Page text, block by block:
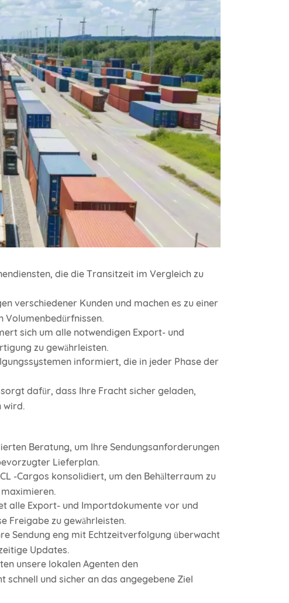
die die Transitzeit im Vergleich zu
verschiedener Kunden und machen es zu einer
Volumenbedürfnissen.
sich um alle notwendigen Export- und
zu gewährleisten.
informiert, die in jeder Phase der
dafür, dass Ihre Fracht sicher geladen,
Beratung, um Ihre Sendungsanforderungen
Lieferplan.
-Cargos konsolidiert, um den Behälterraum zu
alle Export- und Importdokumente vor und
Freigabe zu gewährleisten.
Sendung eng mit Echtzeitverfolgung überwacht
Updates.
unsere lokalen Agenten den
schnell und sicher an das angegebene Ziel